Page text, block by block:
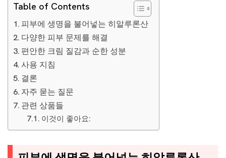
Table of Contents
피부에 생명을 불어넣는 히알루론산
다양한 피부 문제를 해결
편안한 크림 질감과 순한 성분
사용 지침
결론
자주 묻는 질문
관련 상품들
이것이 좋아요: